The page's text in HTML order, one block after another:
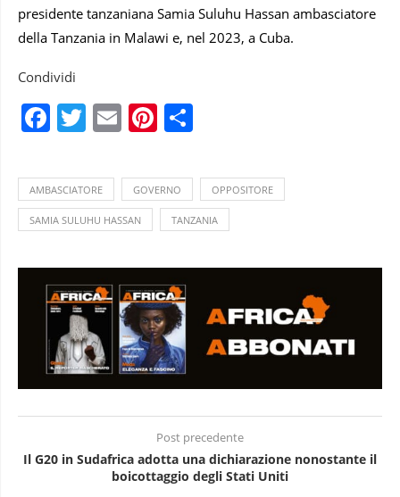
presidente tanzaniana Samia Suluhu Hassan ambasciatore
della Tanzania in Malawi e, nel 2023, a Cuba.
Condividi
Facebook
Twitter
EmailPinterest
AMBASCIATORE GOVERNO OPPOSITORE
SAMIA SULUHU HASSAN TANZANIA
Post precedente
Il G20 in Sudafrica adotta una dichiarazione nonostante il
boicottaggio degli Stati Uniti